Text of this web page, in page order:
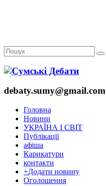
debaty.sumy@gmail.com
Головна
Новини
УКРАЇНА І СВІТ
Публікації
афіша
Карикатури
контакти
+Додати новину
Оголошення